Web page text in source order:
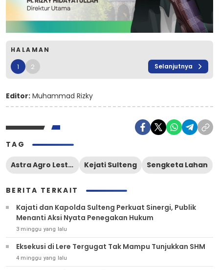
HALAMAN
1 2 Selanjutnya
Editor: Muhammad Rizky
TAG
Astra Agro Lestari Kejati Sulteng Sengketa Lahan
BERITA TERKAIT
Kajati dan Kapolda Sulteng Perkuat Sinergi, Publik
Menanti Aksi Nyata Penegakan Hukum
3 minggu yang lalu
Eksekusi di Lere Tergugat Tak Mampu Tunjukkan SHM
4 minggu yang lalu